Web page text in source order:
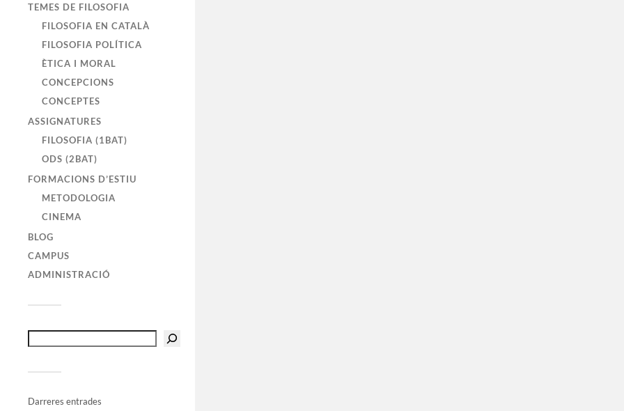
TEMES DE FILOSOFIA
FILOSOFIA EN CATALÀ
FILOSOFIA POLÍTICA
ÈTICA I MORAL
CONCEPCIONS
CONCEPTES
ASSIGNATURES
FILOSOFIA (1BAT)
ODS (2BAT)
FORMACIONS D’ESTIU
METODOLOGIA
CINEMA
BLOG
CAMPUS
ADMINISTRACIÓ
Darreres entrades